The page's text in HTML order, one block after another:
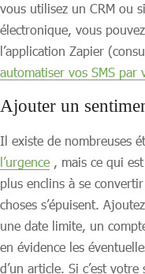
vous utilisez un CRM ou
électronique, vous
l’application Zapier
automatiser vos SMS par
Ajouter un
Il existe de nombreuses
l’urgence , mais ce qui
plus enclins à se
choses s’épuisent.
une date limite, un
en évidence les
d’un article. Si c’est